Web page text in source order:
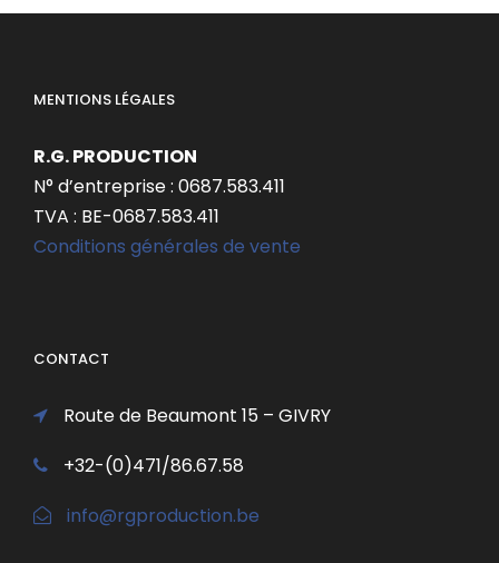
MENTIONS LÉGALES
R.G. PRODUCTION
N° d’entreprise : 0687.583.411
TVA : BE-0687.583.411
Conditions générales de vente
CONTACT
Route de Beaumont 15 – GIVRY
+32-(0)471/86.67.58
info@rgproduction.be